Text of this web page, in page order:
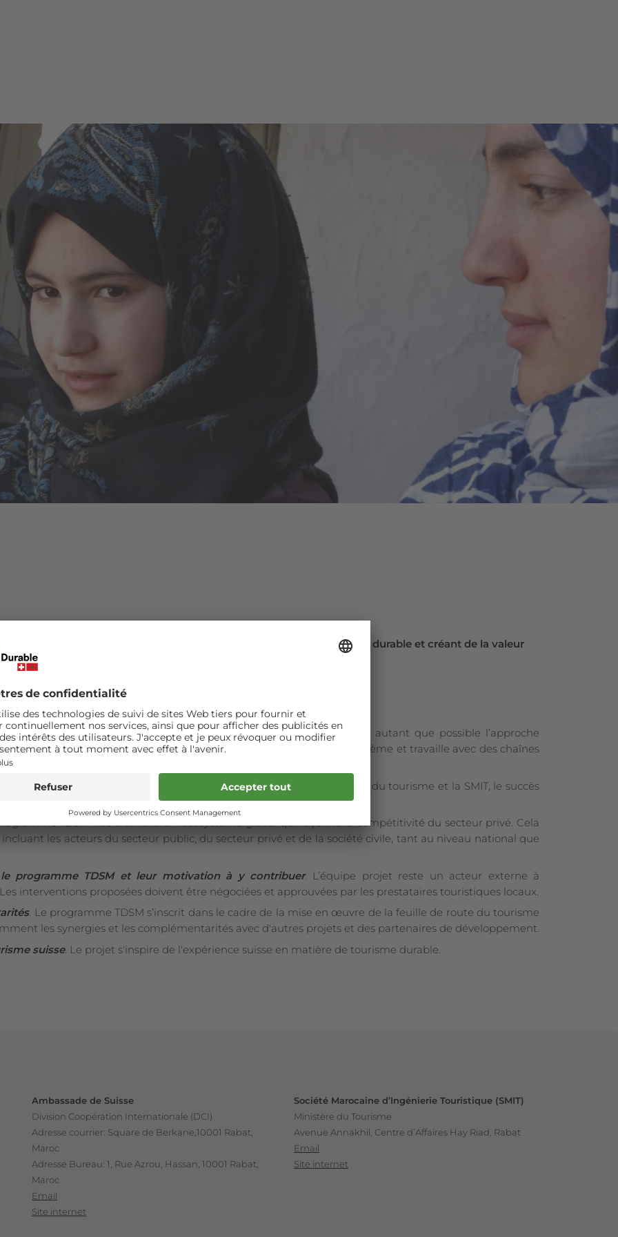
vise à renforcer la compétitivité et le développement d’un tourisme durable et créant de la valeur
Tourisme Durable Suisse Maroc (TDSM) sont les suivants :
culture du développement de systèmes inclusifs.L’équipe adopte autant que possible l’approche
du changement, renforce les capacités des acteurs au sein du système et travaille avec des chaînes
Bien que le programme TDSM collabore directement avec le Ministère du tourisme et la SMIT, le succès
à la compétitivité du secteur privé.
TDSM vise à améliorer l'écosystème global qui façonne la compétitivité du secteur privé. Cela
les acteurs du secteur public, du secteur privé et de la société civile, tant au niveau national que
programme TDSM et leur motivation à y contribuer. L’équipe projet reste un acteur externe à
interventions proposées doivent être négociées et approuvées par les prestataires touristiques locaux.
. Le programme TDSM s’inscrit dans le cadre de la mise en œuvre de la feuille de route du tourisme
les synergies et les complémentarités avec d'autres projets et des partenaires de développement.
suisse. Le projet s'inspire de l'expérience suisse en matière de tourisme durable.
Ambassade de Suisse
Division Coopération Internationale (DCI)
Adresse courrier: Square de Berkane,10001 Rabat,
Maroc
Adresse Bureau: 1, Rue Azrou, Hassan, 10001 Rabat,
Maroc
Email
Site internet
Société Marocaine d’Ingénierie Touristique (SMIT)
Ministère du Tourisme
Avenue Annakhil, Centre d’Affaires Hay Riad, Rabat
Email
Site internet